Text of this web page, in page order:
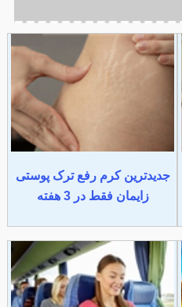
جدیدترین کرم رفع ترک پوستی
زایمان فقط در 3 هفته